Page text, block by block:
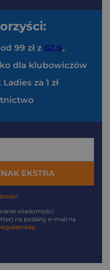
99 zł z
dla klubowiczów
za 1 zł
EKSTRA
wiadomości
na podany e-mail na
regulaminie.